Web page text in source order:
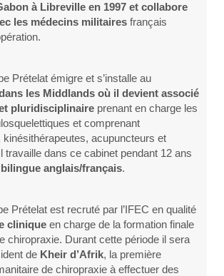
à Libreville en 1997 et collabore
les médecins militaires français
Prételat émigre et s’installe au
les Middlands où il devient associé
pluridisciplinaire prenant en charge les
et comprenant
acupuncteurs et
travaille dans ce cabinet pendant 12 ans
bilingue anglais/français.
Prételat est recruté par l’IFEC en qualité
clinique en charge de la formation finale
chiropraxie. Durant cette période il sera
de Kheir d’Afrik, la première
de chiropraxie à effectuer des